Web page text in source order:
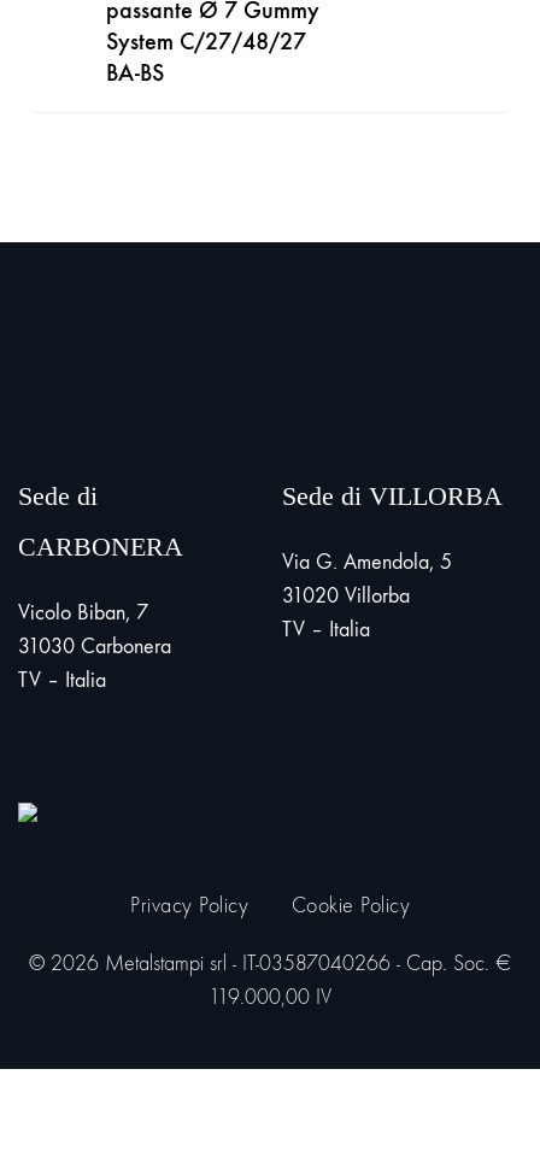
passante Ø 7 Gummy
System C/27/48/27
BA-BS
Sede di
CARBONERA
Vicolo Biban, 7
31030 Carbonera
TV – Italia
Sede di VILLORBA
Via G. Amendola, 5
31020 Villorba
TV – Italia
© 2026 Metalstampi srl - IT-03587040266 - Cap. Soc. €
119.000,00 IV
Privacy Policy Cookie Policy